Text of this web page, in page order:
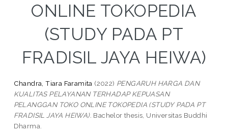
ONLINE TOKOPEDIA
(STUDY PADA PT
FRADISIL JAYA HEIWA)
Chandra, Tiara Faramita (2022) PENGARUH HARGA DAN
KUALITAS PELAYANAN TERHADAP KEPUASAN
PELANGGAN TOKO ONLINE TOKOPEDIA (STUDY PADA PT
FRADISIL JAYA HEIWA). Bachelor thesis, Universitas Buddhi
Dharma.